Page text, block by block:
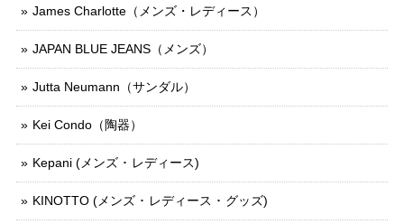
James Charlotte（メンズ・レディース）
JAPAN BLUE JEANS（メンズ）
Jutta Neumann（サンダル）
Kei Condo（陶器）
Kepani (メンズ ･ レディース)
KINOTTO (メンズ ･ レディース ･ グッズ)